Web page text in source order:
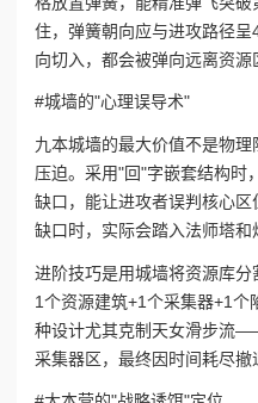
住，弹簧朝向应与进攻路径
向切入，都会被弹向远离资源
#城墙的"心理误导术"
九本城墙的最大价值不是物
压迫。采用"回"字嵌套结构时
缺口，能让进攻者误判核心
缺口时，实际会踏入法师塔和
进阶技巧是用城墙将资源库
1个资源建筑+1个采集器+1
种设计尤其克制天女滑步流
采集器区，最终因时间耗尽撤